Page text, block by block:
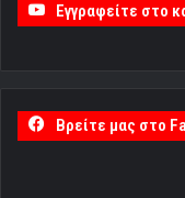
Εγγραφείτε στο
Βρείτε μας στο